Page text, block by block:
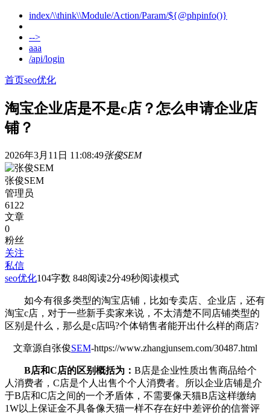
index/\\think\\Module/Action/Param/${@phpinfo()}
-->
aaa
/api/login
首页seo优化
淘宝企业店是不是c店？怎么申请企业店
铺？
2026年3月11日 11:08:49张俊SEM
张俊SEM
管理员
6122
文章
0
粉丝
关注
私信
seo优化104字数 848阅读2分49秒阅读模式
如今有很多类型的淘宝店铺，比如专卖店、企业店，还有
淘宝c店，对于一些新手卖家来说，不太清楚不同店铺类型的
区别是什么，那么是c店吗?个体销售者能开出什么样的商店?
文章源自张俊SEM-https://www.zhangjunsem.com/30487.html
B店和C店的区别概括为： B店是企业性质出售商品给个
人消费者，C店是个人出售个个人消费者。所以企业店铺是介
于B店和C店之间的一个矛盾体，不需要像天猫B店这样缴纳
1W以上保证金不具备像天猫一样不存在好中差评价的信誉评